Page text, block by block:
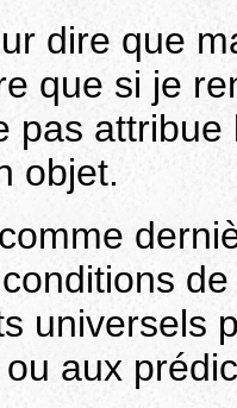
dire que
que si je
pas
objet.
universels
aux